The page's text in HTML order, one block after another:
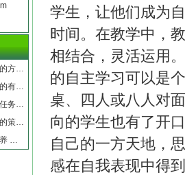
的方…
的有…
任务…
的策…
养 …
学生，让他们成为
时间。在教学中，
相结合，灵活运用
的自主学习可以是
桌、四人或八人对
向的学生也有了开
自己的一方天地，
感在自我表现中得